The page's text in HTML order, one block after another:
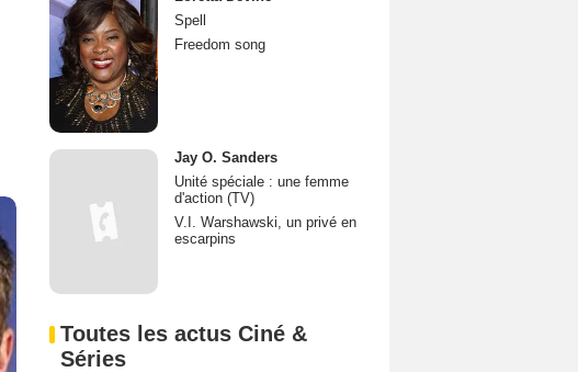
Spell
Freedom song
Jay O. Sanders
Unité spéciale : une femme
d'action (TV)
V.I. Warshawski, un privé en
escarpins
Toutes les actus Ciné &
Séries